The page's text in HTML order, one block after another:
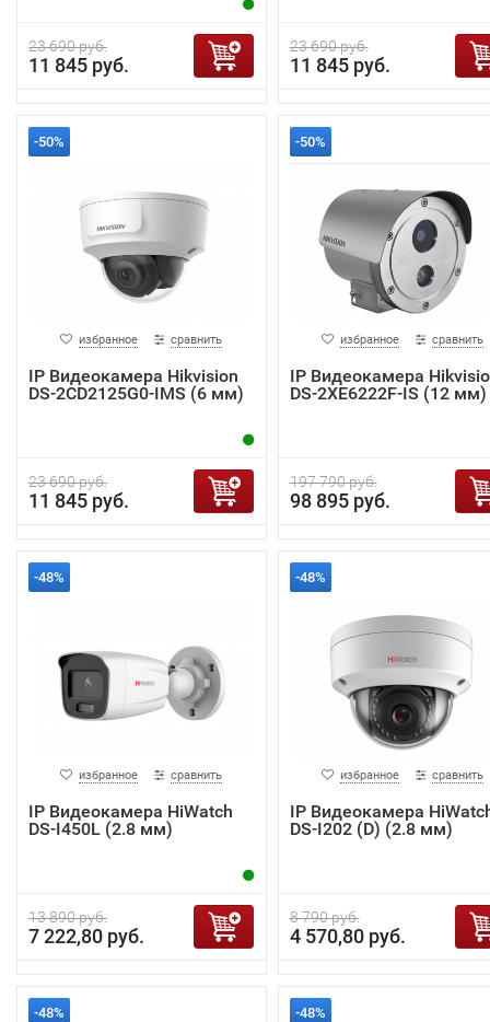
23 690 руб.
11 845 руб.
23 690 руб.
11 845 руб.
-50%
избранное сравнить
IP Видеокамера Hikvision
DS-2CD2125G0-IMS (6 мм)
23 690 руб.
11 845 руб.
-50%
избранное сравнить
IP Видеокамера
DS-2XE6222F-IS (12 мм)
197 790 руб.
98 895 руб.
-48%
избранное сравнить
IP Видеокамера HiWatch
DS-I450L (2.8 мм)
13 890 руб.
7 222,80 руб.
-48%
избранное сравнить
IP Видеокамера
DS-I202 (D) (2.8 мм)
8 790 руб.
4 570,80 руб.
-48% -48%